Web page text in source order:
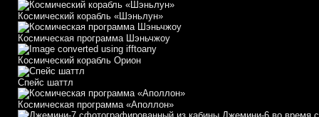
Космический корабль «Шэньлун»
Космическая программа Шэньчжоу
Космический корабль Орион
Спейс шаттл
Космическая программа «Аполлон»